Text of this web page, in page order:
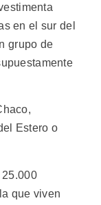
en el sur del
grupo de
Estero o
que viven